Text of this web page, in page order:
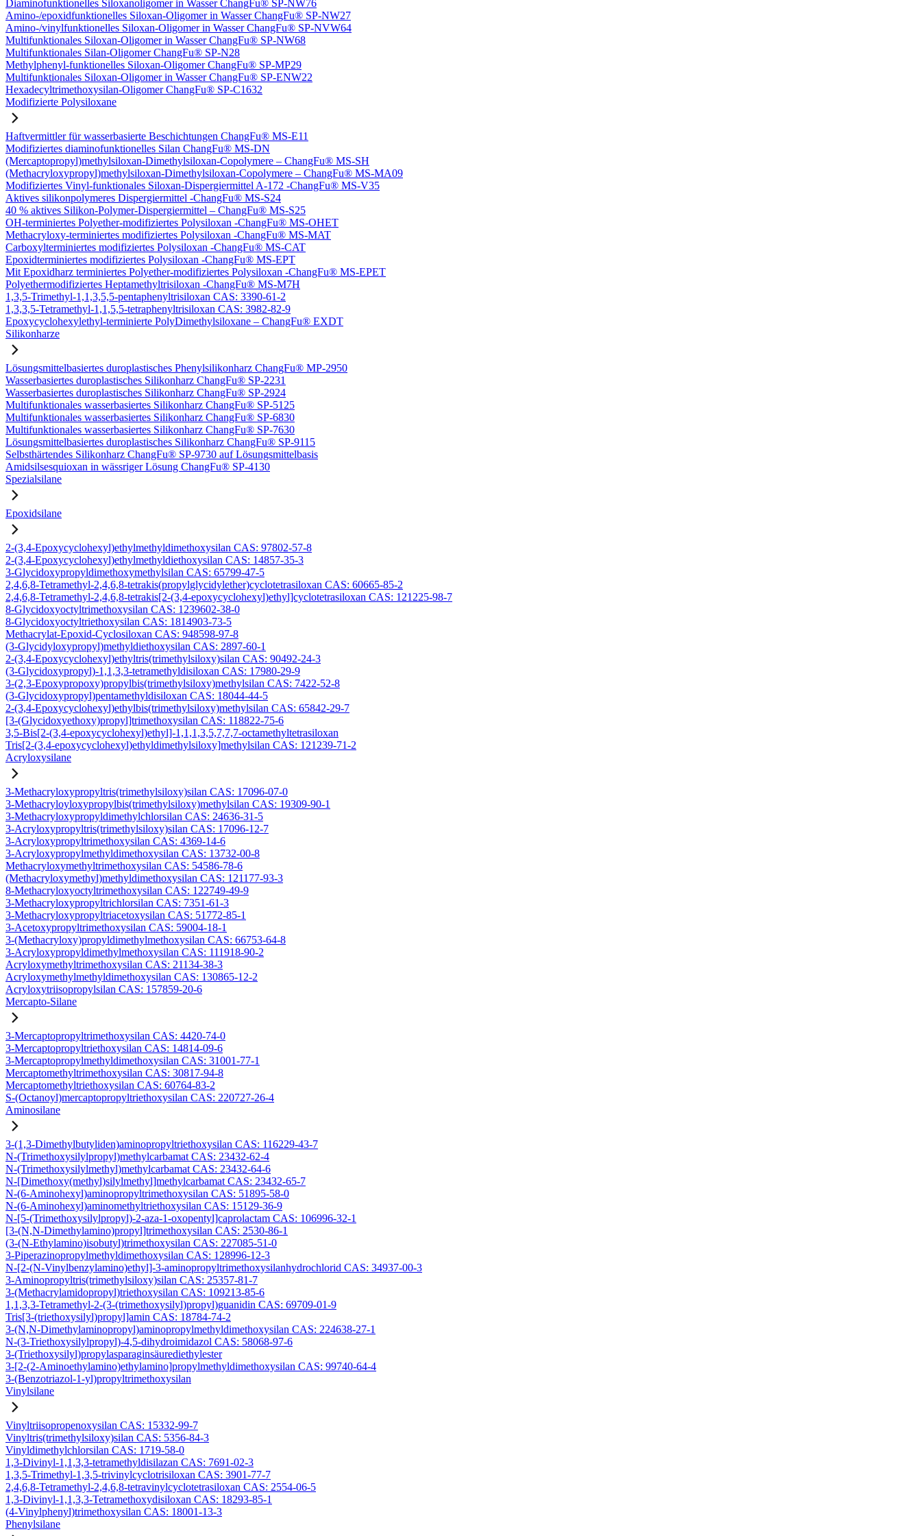
Diaminofunktionelles Siloxanoligomer in Wasser ChangFu® SP-NW76
Amino-/epoxidfunktionelles Siloxan-Oligomer in Wasser ChangFu® SP-NW27
Amino-/vinylfunktionelles Siloxan-Oligomer in Wasser ChangFu® SP-NVW64
Multifunktionales Siloxan-Oligomer in Wasser ChangFu® SP-NW68
Multifunktionales Silan-Oligomer ChangFu® SP-N28
Methylphenyl-funktionelles Siloxan-Oligomer ChangFu® SP-MP29
Multifunktionales Siloxan-Oligomer in Wasser ChangFu® SP-ENW22
Hexadecyltrimethoxysilan-Oligomer ChangFu® SP-C1632
Modifizierte Polysiloxane
Haftvermittler für wasserbasierte Beschichtungen ChangFu® MS-E11
Modifiziertes diaminofunktionelles Silan ChangFu® MS-DN
(Mercaptopropyl)methylsiloxan-Dimethylsiloxan-Copolymere – ChangFu® MS-SH
(Methacryloxypropyl)methylsiloxan-Dimethylsiloxan-Copolymere – ChangFu® MS-MA09
Modifiziertes Vinyl-funktionales Siloxan-Dispergiermittel A-172 -ChangFu® MS-V35
Aktives silikonpolymeres Dispergiermittel -ChangFu® MS-S24
40 % aktives Silikon-Polymer-Dispergiermittel – ChangFu® MS-S25
OH-terminiertes Polyether-modifiziertes Polysiloxan -ChangFu® MS-OHET
Methacryloxy-terminiertes modifiziertes Polysiloxan -ChangFu® MS-MAT
Carboxylterminiertes modifiziertes Polysiloxan -ChangFu® MS-CAT
Epoxidterminiertes modifiziertes Polysiloxan -ChangFu® MS-EPT
Mit Epoxidharz terminiertes Polyether-modifiziertes Polysiloxan -ChangFu® MS-EPET
Polyethermodifiziertes Heptamethyltrisiloxan -ChangFu® MS-M7H
1,3,5-Trimethyl-1,1,3,5,5-pentaphenyltrisiloxan CAS: 3390-61-2
1,3,3,5-Tetramethyl-1,1,5,5-tetraphenyltrisiloxan CAS: 3982-82-9
Epoxycyclohexylethyl-terminierte PolyDimethylsiloxane – ChangFu® EXDT
Silikonharze
Lösungsmittelbasiertes duroplastisches Phenylsilikonharz ChangFu® MP-2950
Wasserbasiertes duroplastisches Silikonharz ChangFu® SP-2231
Wasserbasiertes duroplastisches Silikonharz ChangFu® SP-2924
Multifunktionales wasserbasiertes Silikonharz ChangFu® SP-5125
Multifunktionales wasserbasiertes Silikonharz ChangFu® SP-6830
Multifunktionales wasserbasiertes Silikonharz ChangFu® SP-7630
Lösungsmittelbasiertes duroplastisches Silikonharz ChangFu® SP-9115
Selbsthärtendes Silikonharz ChangFu® SP-9730 auf Lösungsmittelbasis
Amidsilsesquioxan in wässriger Lösung ChangFu® SP-4130
Spezialsilane
Epoxidsilane
2-(3,4-Epoxycyclohexyl)ethylmethyldimethoxysilan CAS: 97802-57-8
2-(3,4-Epoxycyclohexyl)ethylmethyldiethoxysilan CAS: 14857-35-3
3-Glycidoxypropyldimethoxymethylsilan CAS: 65799-47-5
2,4,6,8-Tetramethyl-2,4,6,8-tetrakis(propylglycidylether)cyclotetrasiloxan CAS: 60665-85-2
2,4,6,8-Tetramethyl-2,4,6,8-tetrakis[2-(3,4-epoxycyclohexyl)ethyl]cyclotetrasiloxan CAS: 121225-98-7
8-Glycidoxyoctyltrimethoxysilan CAS: 1239602-38-0
8-Glycidoxyoctyltriethoxysilan CAS: 1814903-73-5
Methacrylat-Epoxid-Cyclosiloxan CAS: 948598-97-8
(3-Glycidyloxypropyl)methyldiethoxysilan CAS: 2897-60-1
2-(3,4-Epoxycyclohexyl)ethyltris(trimethylsiloxy)silan CAS: 90492-24-3
(3-Glycidoxypropyl)-1,1,3,3-tetramethyldisiloxan CAS: 17980-29-9
3-(2,3-Epoxypropoxy)propylbis(trimethylsiloxy)methylsilan CAS: 7422-52-8
(3-Glycidoxypropyl)pentamethyldisiloxan CAS: 18044-44-5
2-(3,4-Epoxycyclohexyl)ethylbis(trimethylsiloxy)methylsilan CAS: 65842-29-7
[3-(Glycidoxyethoxy)propyl]trimethoxysilan CAS: 118822-75-6
3,5-Bis[2-(3,4-epoxycyclohexyl)ethyl]-1,1,1,3,5,7,7,7-octamethyltetrasiloxan
Tris[2-(3,4-epoxycyclohexyl)ethyldimethylsiloxy]methylsilan CAS: 121239-71-2
Acryloxysilane
3-Methacryloxypropyltris(trimethylsiloxy)silan CAS: 17096-07-0
3-Methacryloyloxypropylbis(trimethylsiloxy)methylsilan CAS: 19309-90-1
3-Methacryloxypropyldimethylchlorsilan CAS: 24636-31-5
3-Acryloxypropyltris(trimethylsiloxy)silan CAS: 17096-12-7
3-Acryloxypropyltrimethoxysilan CAS: 4369-14-6
3-Acryloxypropylmethyldimethoxysilan CAS: 13732-00-8
Methacryloxymethyltrimethoxysilan CAS: 54586-78-6
(Methacryloxymethyl)methyldimethoxysilan CAS: 121177-93-3
8-Methacryloxyoctyltrimethoxysilan CAS: 122749-49-9
3-Methacryloxypropyltrichlorsilan CAS: 7351-61-3
3-Methacryloxypropyltriacetoxysilan CAS: 51772-85-1
3-Acetoxypropyltrimethoxysilan CAS: 59004-18-1
3-(Methacryloxy)propyldimethylmethoxysilan CAS: 66753-64-8
3-Acryloxypropyldimethylmethoxysilan CAS: 111918-90-2
Acryloxymethyltrimethoxysilan CAS: 21134-38-3
Acryloxymethylmethyldimethoxysilan CAS: 130865-12-2
Acryloxytriisopropylsilan CAS: 157859-20-6
Mercapto-Silane
3-Mercaptopropyltrimethoxysilan CAS: 4420-74-0
3-Mercaptopropyltriethoxysilan CAS: 14814-09-6
3-Mercaptopropylmethyldimethoxysilan CAS: 31001-77-1
Mercaptomethyltrimethoxysilan CAS: 30817-94-8
Mercaptomethyltriethoxysilan CAS: 60764-83-2
S-(Octanoyl)mercaptopropyltriethoxysilan CAS: 220727-26-4
Aminosilane
3-(1,3-Dimethylbutyliden)aminopropyltriethoxysilan CAS: 116229-43-7
N-(Trimethoxysilylpropyl)methylcarbamat CAS: 23432-62-4
N-(Trimethoxysilylmethyl)methylcarbamat CAS: 23432-64-6
N-[Dimethoxy(methyl)silylmethyl]methylcarbamat CAS: 23432-65-7
N-(6-Aminohexyl)aminopropyltrimethoxysilan CAS: 51895-58-0
N-(6-Aminohexyl)aminomethyltriethoxysilan CAS: 15129-36-9
N-[5-(Trimethoxysilylpropyl)-2-aza-1-oxopentyl]caprolactam CAS: 106996-32-1
[3-(N,N-Dimethylamino)propyl]trimethoxysilan CAS: 2530-86-1
(3-(N-Ethylamino)isobutyl)trimethoxysilan CAS: 227085-51-0
3-Piperazinopropylmethyldimethoxysilan CAS: 128996-12-3
N-[2-(N-Vinylbenzylamino)ethyl]-3-aminopropyltrimethoxysilanhydrochlorid CAS: 34937-00-3
3-Aminopropyltris(trimethylsiloxy)silan CAS: 25357-81-7
3-(Methacrylamidopropyl)triethoxysilan CAS: 109213-85-6
1,1,3,3-Tetramethyl-2-(3-(trimethoxysilyl)propyl)guanidin CAS: 69709-01-9
Tris[3-(triethoxysilyl)propyl]amin CAS: 18784-74-2
3-(N,N-Dimethylaminopropyl)aminopropylmethyldimethoxysilan CAS: 224638-27-1
N-(3-Triethoxysilylpropyl)-4,5-dihydroimidazol CAS: 58068-97-6
3-(Triethoxysilyl)propylasparaginsäurediethylester
3-[2-(2-Aminoethylamino)ethylamino]propylmethyldimethoxysilan CAS: 99740-64-4
3-(Benzotriazol-1-yl)propyltrimethoxysilan
Vinylsilane
Vinyltriisopropenoxysilan CAS: 15332-99-7
Vinyltris(trimethylsiloxy)silan CAS: 5356-84-3
Vinyldimethylchlorsilan CAS: 1719-58-0
1,3-Divinyl-1,1,3,3-tetramethyldisilazan CAS: 7691-02-3
1,3,5-Trimethyl-1,3,5-trivinylcyclotrisiloxan CAS: 3901-77-7
2,4,6,8-Tetramethyl-2,4,6,8-tetravinylcyclotetrasiloxan CAS: 2554-06-5
1,3-Divinyl-1,1,3,3-Tetramethoxydisiloxan CAS: 18293-85-1
(4-Vinylphenyl)trimethoxysilan CAS: 18001-13-3
Phenylsilane